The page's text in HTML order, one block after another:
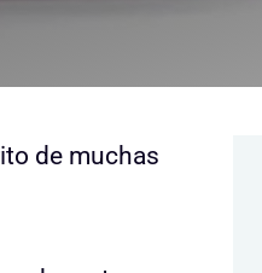
de muchas